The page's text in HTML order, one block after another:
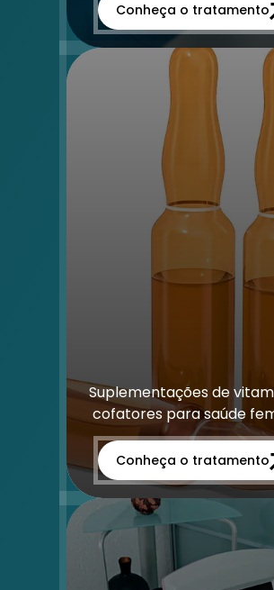
Conheça o tratamento
Suplementações de
cofatores para saúde
Conheça o tratamento